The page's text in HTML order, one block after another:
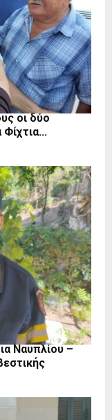
οι δύο
Ναυπλίου –